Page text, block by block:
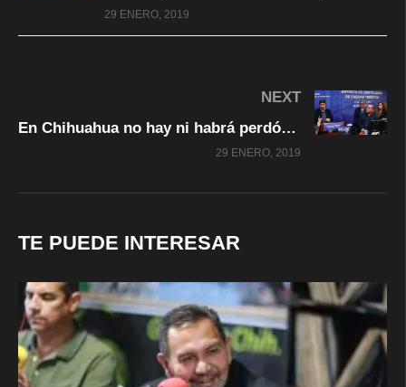
29 ENERO, 2019
NEXT
En Chihuahua no hay ni habrá perdón a la corrupción política: Gobernador Javier Corral
29 ENERO, 2019
TE PUEDE INTERESAR